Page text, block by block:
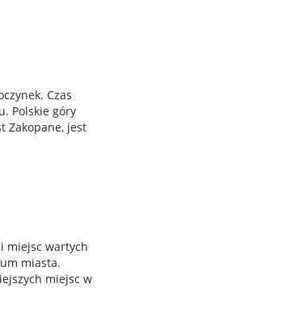
Czas
Polskie góry
Zakopane, jest
miejsc wartych
miasta.
miejsc w